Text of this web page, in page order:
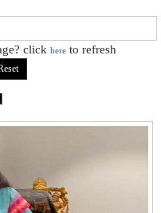
clickhere to refresh